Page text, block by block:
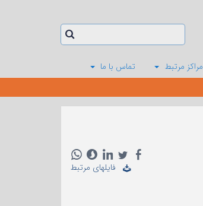
مراکز مرتبط تماس با ما
فایلهای مرتبط